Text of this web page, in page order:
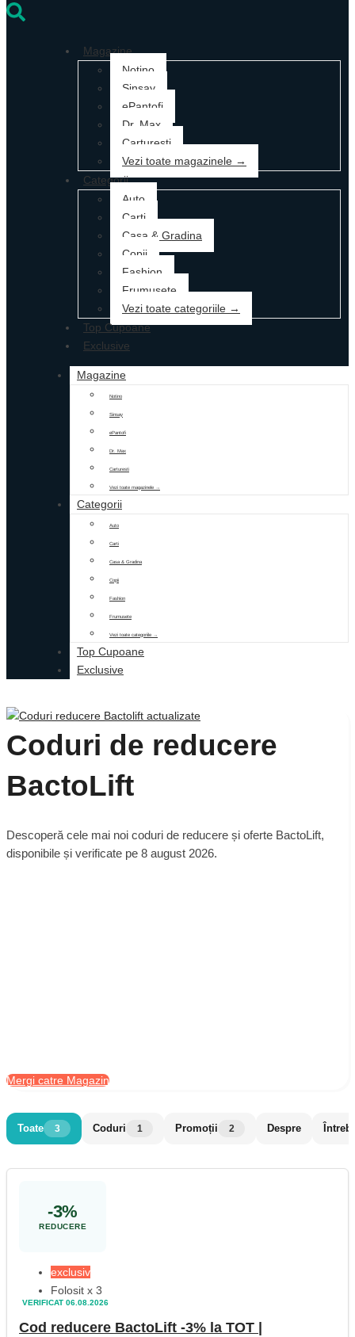
Magazine
Notino
Sinsay
ePantofi
Dr. Max
Carturesti
Vezi toate magazinele →
Categorii
Auto
Carti
Casa & Gradina
Copii
Fashion
Frumusete
Vezi toate categoriile →
Top Cupoane
Exclusive
Magazine
Notino
Sinsay
ePantofi
Dr. Max
Carturesti
Vezi toate magazinele →
Categorii
Auto
Carti
Casa & Gradina
Copii
Fashion
Frumusete
Vezi toate categoriile →
Top Cupoane
Exclusive
Coduri de reducere
BactoLift
Descoperă cele mai noi coduri de reducere și oferte BactoLift,
disponibile și verificate pe 8 august 2026.
Mergi catre Magazin
Toate 3 Coduri 1 Promoții 2 Despre
-3%
REDUCERE
VERIFICAT 06.08.2026
exclusiv
Folosit x 3
Cod reducere BactoLift -3% la TOT |